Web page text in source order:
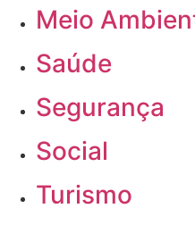
Meio
Saúde
Segurança
Social
Turismo